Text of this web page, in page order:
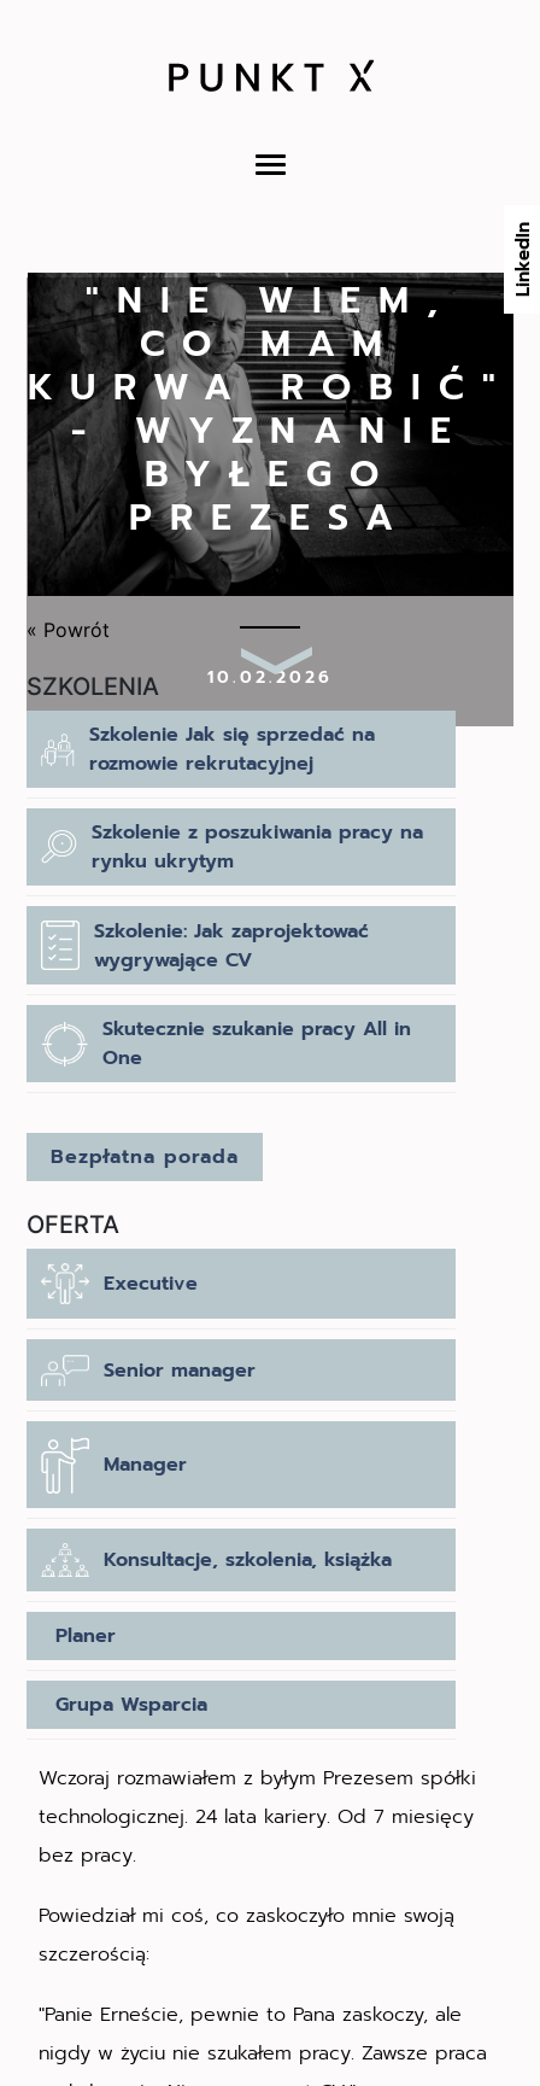
LinkedIn
"NIE WIEM,
CO MAM
KURWA ROBIĆ"
- WYZNANIE
BYŁEGO
PREZESA
10.02.2026
« Powrót
SZKOLENIA
Szkolenie Jak się sprzedać na
rozmowie rekrutacyjnej
Szkolenie z poszukiwania pracy na
rynku ukrytym
Szkolenie: Jak zaprojektować
wygrywające CV
Skutecznie szukanie pracy All in
One
Bezpłatna porada
OFERTA
Executive
Senior manager
Manager
Konsultacje, szkolenia, książka
Planer
Grupa Wsparcia
Wczoraj rozmawiałem z byłym Prezesem spółki
technologicznej. 24 lata kariery. Od 7 miesięcy
bez pracy.
Powiedział mi coś, co zaskoczyło mnie swoją
szczerością:
"Panie Erneście, pewnie to Pana zaskoczy, ale
nigdy w życiu nie szukałem pracy. Zawsze praca